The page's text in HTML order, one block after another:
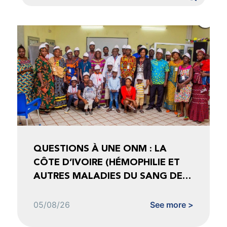
QUESTIONS À UNE ONM : LA
CÔTE D’IVOIRE (HÉMOPHILIE ET
AUTRES MALADIES DU SANG DE
05/08/26 See more >